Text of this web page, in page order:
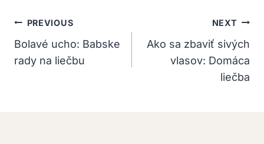
Navigácia
V
Článku
PREVIOUS
Bolavé ucho: Babske
rady na liečbu
NEXT
Ako sa zbaviť sivých
vlasov: Domáca
liečba